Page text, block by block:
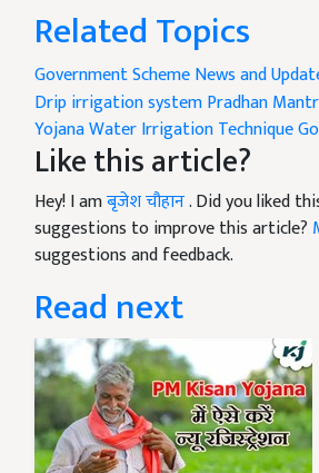
Related Topics
Government Scheme News and
Drip irrigation systemPradhan
YojanaWater Irrigation Technique
Like this article?
Hey! I amबृजेश चौहान. Did you liked
suggestions to improve this article?
suggestions and feedback.
Read next